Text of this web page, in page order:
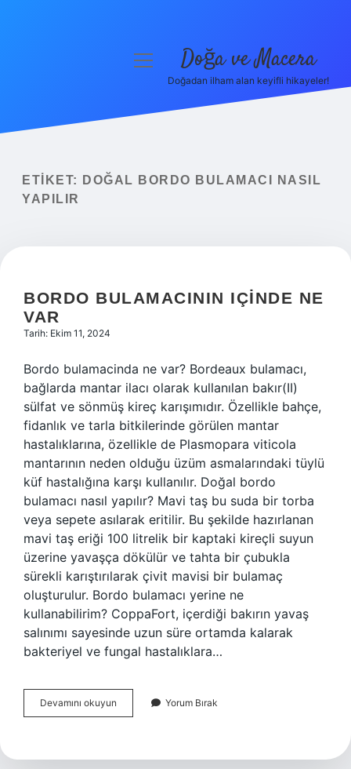
Yasal Uyarı
menüyü Doğa ve Macera
Doğadan ilham alan keyifli hikayeler!
ETIKET:
DOĞAL BORDO BULAMACI NASIL
YAPILIR
BORDO BULAMACININ IÇINDE NE
VAR
Tarih: Ekim 11, 2024
Bordo bulamacinda ne var? Bordeaux bulamacı,
bağlarda mantar ilacı olarak kullanılan bakır(II)
sülfat ve sönmüş kireç karışımıdır. Özellikle bahçe,
fidanlık ve tarla bitkilerinde görülen mantar
hastalıklarına, özellikle de Plasmopara viticola
mantarının neden olduğu üzüm asmalarındaki tüylü
küf hastalığına karşı kullanılır. Doğal bordo
bulamacı nasıl yapılır? Mavi taş bu suda bir torba
veya sepete asılarak eritilir. Bu şekilde hazırlanan
mavi taş eriği 100 litrelik bir kaptaki kireçli suyun
üzerine yavaşça dökülür ve tahta bir çubukla
sürekli karıştırılarak çivit mavisi bir bulamaç
oluşturulur. Bordo bulamacı yerine ne
kullanabilirim? CoppaFort, içerdiği bakırın yavaş
salınımı sayesinde uzun süre ortamda kalarak
bakteriyel ve fungal hastalıklara…
Devamını okuyun
Bulamacının
Var
Yorum Bırak